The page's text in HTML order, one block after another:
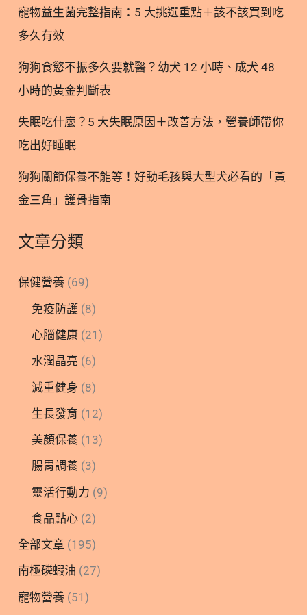
為追求利潤，最昂貴的燕窩含量可能只有 0.1% 至 1%
左右。這表示其營養價值可能低於傳統自行燉煮的天
長期飲用也需要多加留意人工香料與防腐劑的攝取狀
況。 3. 聰明選購：
寵物益生菌完整指南：5 大挑選重點＋該不該買到吃
多久有效
狗狗食慾不振多久要就醫？幼犬 12 小時、成犬 48
小時的黃金判斷表
失眠吃什麼？5 大失眠原因＋改善方法，營養師帶你
吃出好睡眠
狗狗關節保養不能等！好動毛孩與大型犬必看的「黃
金三角」護骨指南
文章分類
保健營養 (69)
免疫防護 (8)
心腦健康 (21)
水潤晶亮 (6)
減重健身 (8)
生長發育 (12)
美顏保養 (13)
腸胃調養 (3)
靈活行動力 (9)
食品點心 (2)
全部文章 (195)
南極磷蝦油 (27)
寵物營養 (51)